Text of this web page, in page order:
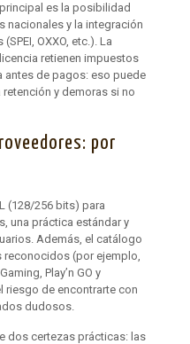
es la posibilidad
nacionales y la integración
OXXO, etc.). La
retienen impuestos
antes de pagos: eso puede
y demoras si no
por
(128/256 bits) para
una práctica estándar y
Además, el catálogo
(por ejemplo,
Play’n GO y
riesgo de encontrarte con
dudosos.
dos certezas prácticas: las